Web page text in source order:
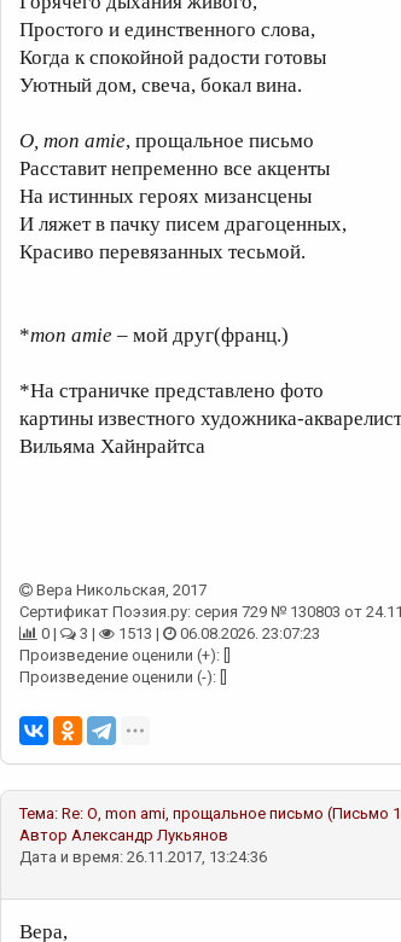
Простого и единственного слова,
Когда к спокойной радости готовы
Уютный дом, свеча, бокал вина.
О, mon amie, прощальное письмо
Расставит непременно все акценты
На истинных героях мизансцены
И ляжет в пачку писем драгоценных,
Красиво перевязанных тесьмой.
*mon amie – мой друг(франц.)
*На страничке представлено фото
картины известного художника-
Вильяма Хайнрайтса
Вера Никольская, 2017
Сертификат Поэзия.ру: серия 729 № 130803 от
0 |
3 | 1513 |
06.08.2026. 23:07:23
Произведение оценили (+): []
Произведение оценили (-): []
Тема: Re: О, mon ami, прощальное письмо (Письмо
Автор Александр Лукьянов
Дата и время: 26.11.2017, 13:24:36
Вера,